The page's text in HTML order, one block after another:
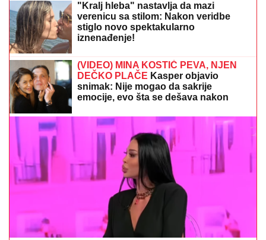
MREŽE GORE!Stefan Karić javno podelio Teodoru
Delić, Bebica na aparatima nakon ovog poteza
VODITELJKA PIPKALA TAKMIČARA
PO INTIMNIM DELOVIMA
Zakopčavala
mu šlic na pantalonama, pa usledila
neprijatnost: " Zanimljivo je kada
voditeljka odradi još neke stvari"
NATAŠA NINKOVIĆ LUMPUJE U
CRNOJ GORIGlumica se veseli uz
Čolin hit, pevač objavio sve na
mrežama: "Počastvovan"